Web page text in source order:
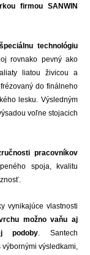
firmou SANWIN
špeciálnu technológiu
rovnako pevný ako
liatou živicou a
do finálneho
lesku. Výsledným
voľne stojacich
pracovníkov
spoja, kvalitu
vynikajúce vlastnosti
možno vaňu aj
podoby. Santech
výbornými výsledkami,